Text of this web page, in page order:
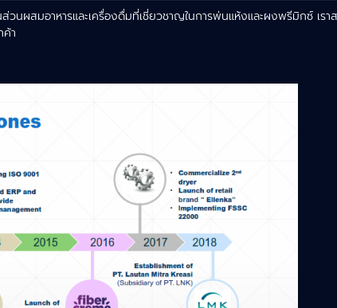
นผสมอาหารและเครื่องดื่มที่เชี่ยวชาญในการพ่นแห้งและผงพรีมิกซ์ เ
า